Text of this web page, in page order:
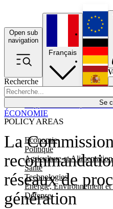
Open sub
navigation
Recherche
Se
POLICY AREAS
Economie
Politique
Agriculture et Alimentation
Santé
Technologies
Energie, Environnement et
Défense
Français
La
réseaux de
génération
ÉCONOMIE